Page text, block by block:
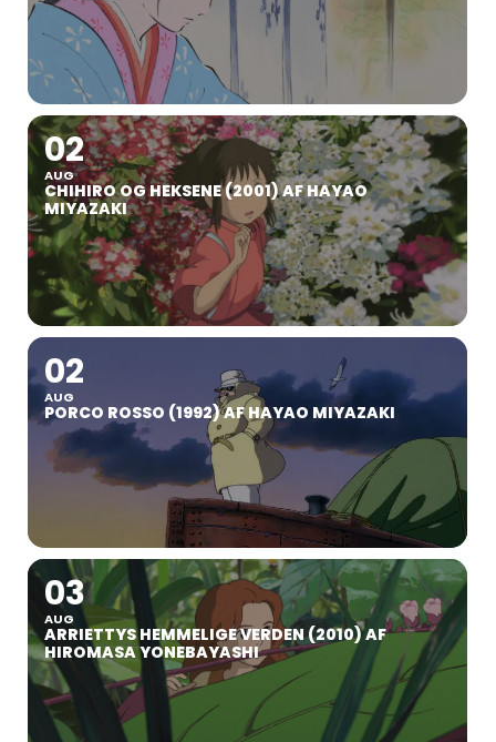
02
AUG
CHIHIRO OG HEKSENE (2001) AF HAYAO
MIYAZAKI
02
AUG
PORCO ROSSO (1992) AF HAYAO MIYAZAKI
03
AUG
ARRIETTYS HEMMELIGE VERDEN (2010) AF
HIROMASA YONEBAYASHI